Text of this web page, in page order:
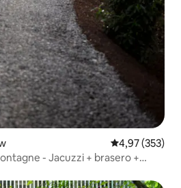
Évaluation
4,97 (353)
- Jacuzzi + brasero +